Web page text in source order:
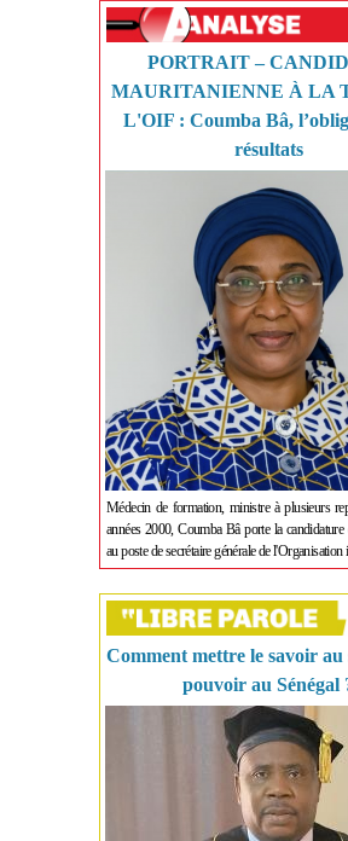
PORTRAIT –
MAURITANIENNE À LA
L'OIF : Coumba Bâ,
résultats
Médecin de formation, ministre à plusieurs
années 2000, Coumba Bâ porte la
au poste de secrétaire générale de l'Organisation
Comment mettre le savoir au
pouvoir au Sénégal